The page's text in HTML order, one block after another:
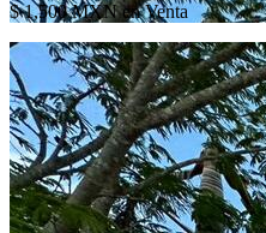
$ 1,500 MXN en Venta